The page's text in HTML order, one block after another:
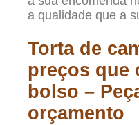
a qualidade que a
Torta de
preços que
bolso –
orçamento